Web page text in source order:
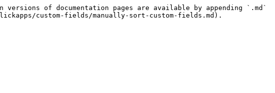
of documentation pages are available by appending `.md`
custom-fields/manually-sort-custom-fields.md).